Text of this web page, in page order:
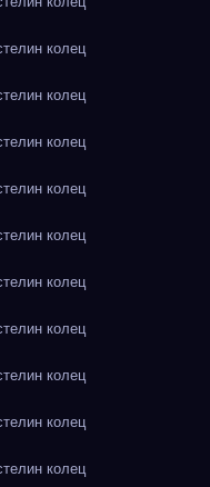
колец
колец
колец
колец
колец
колец
колец
колец
колец
колец